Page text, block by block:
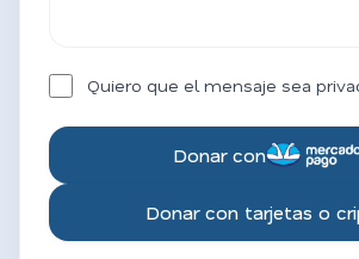
Quiero que el mensaje sea
Donar con
Donar con tarjetas o